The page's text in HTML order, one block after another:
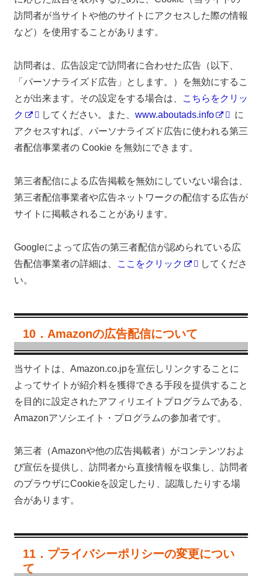
訪問者が当サイトや他のサイトにアクセスした際の情報
など）を使用することがあります。
訪問者は、広告設定で訪問者に合わせた広告（以下、
「パーソナライズド広告」とします。）を無効にするこ
とが出来ます。その設定をする場合は、
こちらをクリッ
ク
してください。また、 www.aboutads.info
に
アクセスすれば、パーソナライズド広告に使われる第三
者配信事業者の Cookie を無効にできます。
第三者配信による広告掲載を無効にしていない場合は、
第三者配信事業者や広告ネットワークの配信する広告が
サイトに掲載されることがあります。
Googleによって広告の第三者配信が認められている広
告配信事業者の詳細は、
ここをクリック
してくださ
い。
10．Amazonの広告配信について
当サイトは、Amazon.co.jpを宣伝しリンクすることに
よってサイトが紹介料を獲得できる手段を提供すること
を目的に設定されたアフィリエイトプログラムである、
Amazonアソシエイト・プログラムの参加者です。
第三者（Amazonや他の広告掲載者）がコンテンツおよ
び宣伝を提供し、訪問者から直接情報を収集し、訪問者
のブラウザにCookieを設定したり、認識したりする場
合があります。
11．プライバシーポリシーの変更につい
て